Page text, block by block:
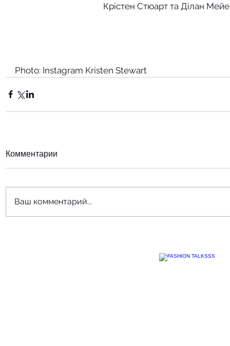
Крістен Стюарт та Ділан
Photo: Instagram Kristen Stewart
Комментарии
Ваш комментарий...